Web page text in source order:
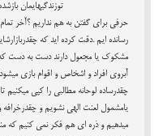
توزندگیهایمان
حرفی برای گفتن به هم نداریم ؟آخر تمام
رسانده ایم .دقت کرده اید که
مشکوک یا مجعول دارند دست به دست
آبروی افراد و اشخاص و اقوام بازی
چقدرساده لوحانه مطالبی را کپی
یامشمول لعنت الهی نشویم و
میدهیم و ذره ای هم فکر نمی کنیم که